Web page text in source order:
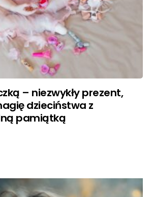
– niezwykły prezent,
dzieciństwa z
pamiątką